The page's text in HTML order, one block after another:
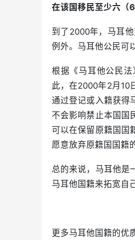
在该国移民至少六（
到了2000年，马耳
例外。马耳他公民可
根据《马耳他公民
此，在2000年2月10
通过登记或入籍获得
不会影响禁止本国国
可以在保留原籍国国
愿意放弃原籍国国籍
总的来说，马耳他是
马耳他国籍来拓宽自
更多马耳他国籍的优